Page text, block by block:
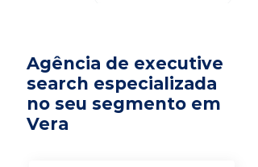
Agência de executive
search especializada
no seu segmento em
Vera